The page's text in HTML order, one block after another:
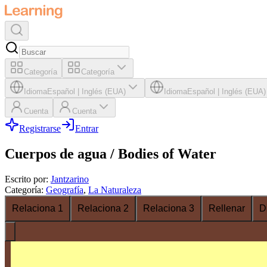
Categoría Categoría
IdiomaEspañol Inglés (EUA) IdiomaEspañol Inglés (EUA)
Cuenta Cuenta
Registrarse Entrar
Cuerpos de agua / Bodies of Water
Escrito por: Jantzarino
Categoría: Geografía, La Naturaleza
Relaciona 1
Relaciona 2 Relaciona 3 Rellenar